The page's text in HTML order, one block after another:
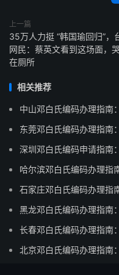
上一篇
35万人力挺 “韩国瑜回归”，
网民：蔡英文看到这场面，
在厕所
相关推荐
中山邓白氏编码办理指南
东莞邓白氏编码办理指南
深圳邓白氏编码申请指南
哈尔滨邓白氏编码办理指
石家庄邓白氏编码办理指
黑龙邓白氏编码办理指南
长春邓白氏编码办理指南
北京邓白氏编码办理指南